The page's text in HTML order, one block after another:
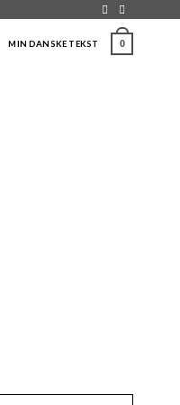
MIN DANSKE TEKST 0